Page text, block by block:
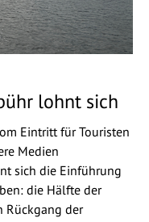
lohnt sich
Eintritt für Touristen
Medien
sich die Einführung
die Hälfte der
Rückgang der